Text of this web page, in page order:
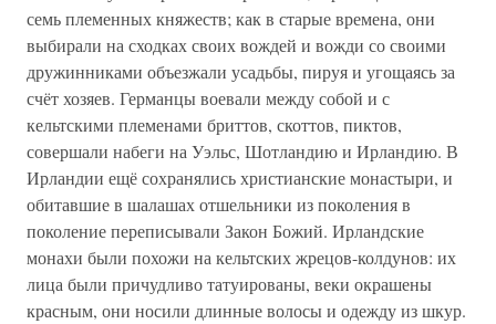
семь племенных княжеств; как в старые времена, они
выбирали на сходках своих вождей и вожди со своими
дружинниками объезжали усадьбы, пируя и угощаясь за
счёт хозяев. Германцы воевали между собой и с
кельтскими племенами бриттов, скоттов, пиктов,
совершали набеги на Уэльс, Шотландию и Ирландию. В
Ирландии ещё сохранялись христианские монастыри, и
обитавшие в шалашах отшельники из поколения в
поколение переписывали Закон Божий. Ирландские
монахи были похожи на кельтских жрецов-колдунов: их
лица были причудливо татуированы, веки окрашены
красным, они носили длинные волосы и одежду из шкур.